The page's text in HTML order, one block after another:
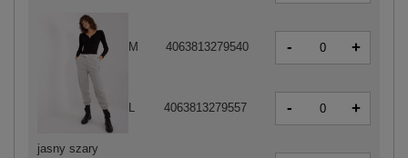
jasny szary
M 4063813279540 - +
L 4063813279557 - +